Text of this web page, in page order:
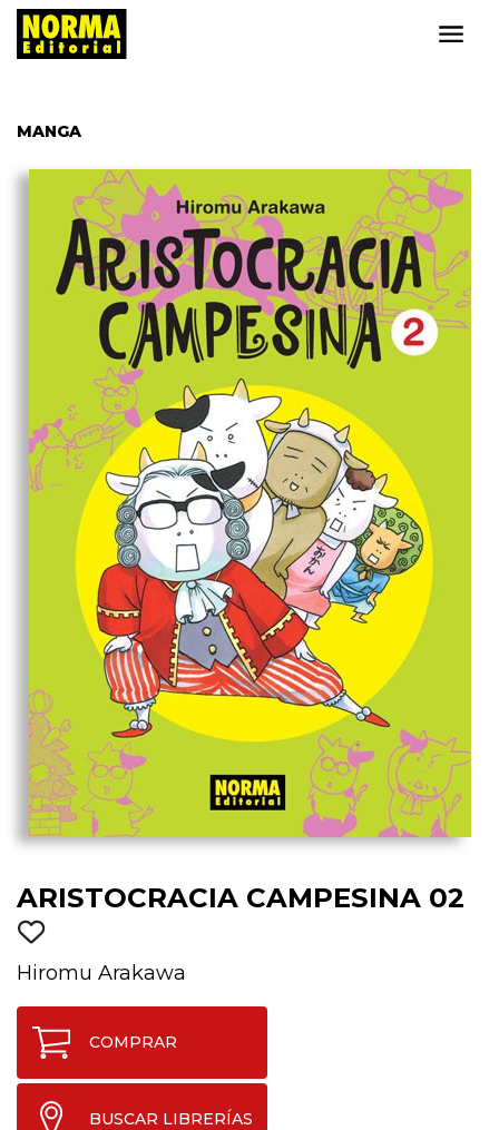
MANGA
ARISTOCRACIA CAMPESINA 02
Hiromu Arakawa
COMPRAR
BUSCAR LIBRERÍAS